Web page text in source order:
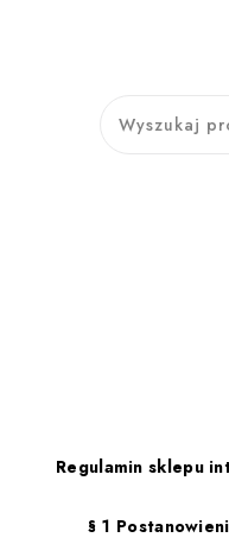
Regulamin sklepu
§ 1